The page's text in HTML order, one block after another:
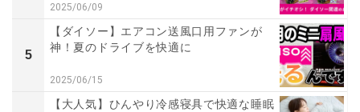
2025/06/09
5
【ダイソー】エアコン送風口用ファンが
神！夏のドライブを快適に
2025/06/15
【大人気】ひんやり冷感寝具で快適な睡眠